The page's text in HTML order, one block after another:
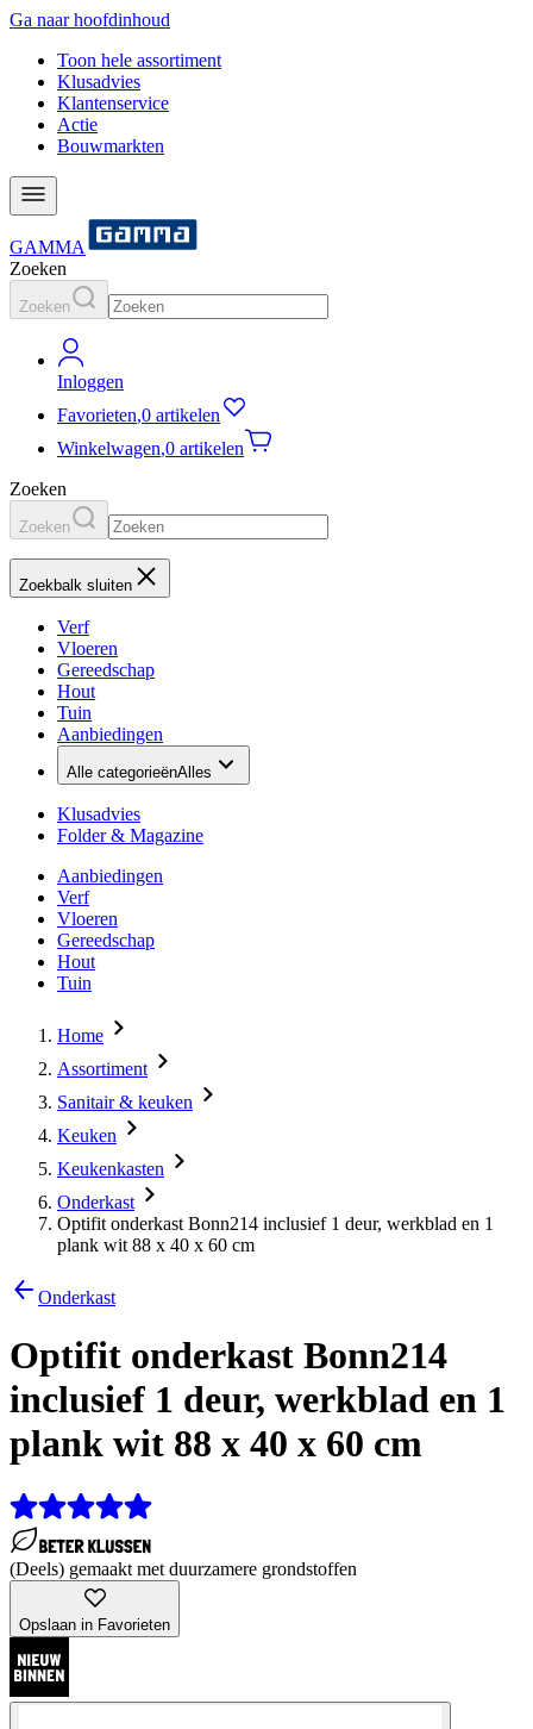
Ga naar hoofdinhoud
Toon hele assortiment
Klusadvies
Klantenservice
Actie
Bouwmarkten
GAMMA
Zoeken
Zoeken
Inloggen
Favorieten,0 artikelen
Winkelwagen,0 artikelen
Zoeken
Zoeken
Zoekbalk sluiten
Verf
Vloeren
Gereedschap
Hout
Tuin
Aanbiedingen
Alle categorieënAlles
Klusadvies
Folder & Magazine
Aanbiedingen
Verf
Vloeren
Gereedschap
Hout
Tuin
Home
Assortiment
Sanitair & keuken
Keuken
Keukenkasten
Onderkast
Optifit onderkast Bonn214 inclusief 1 deur, werkblad en 1
plank wit 88 x 40 x 60 cm
Onderkast
Optifit onderkast Bonn214
inclusief 1 deur, werkblad en 1
plank wit 88 x 40 x 60 cm
(Deels) gemaakt met duurzamere grondstoffen
Opslaan in Favorieten